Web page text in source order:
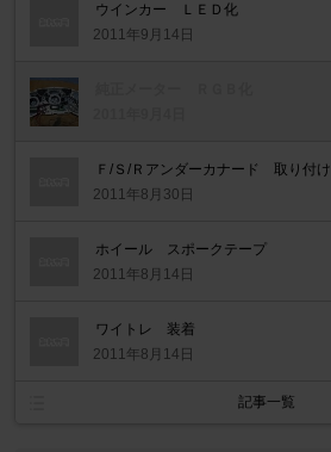
ウインカー ＬＥＤ化
2011年9月14日
Ｆ/Ｓ/Ｒアンダーカナード 取り付け
2011年8月30日
ホイール スポークテープ
2011年8月14日
ワイトレ 装着
2011年8月14日
記事一覧